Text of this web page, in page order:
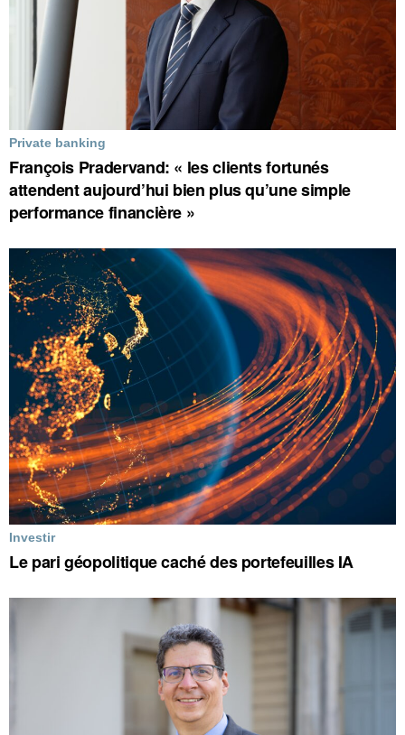
Private banking
François Pradervand: « les clients fortunés
attendent aujourd’hui bien plus qu’une simple
performance financière »
Investir
Le pari géopolitique caché des portefeuilles IA